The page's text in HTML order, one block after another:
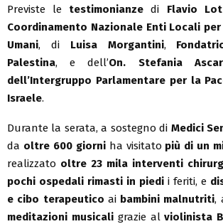
Previste le testimonianze di Flavio
Coordinamento Nazionale Enti Locali
Umani, di Luisa Morgantini,
Palestina, e dell’On. Stefania
dell’Intergruppo Parlamentare per la
Israele.
Durante la serata, a sostegno di Medici
da oltre 600 giorniha visitato più di un
realizzato oltre 23 mila interventi
pochi ospedali rimasti in piedi i feriti, e
e cibo terapeutico ai bambini malnutriti,
meditazioni musicaligrazie alviolinista